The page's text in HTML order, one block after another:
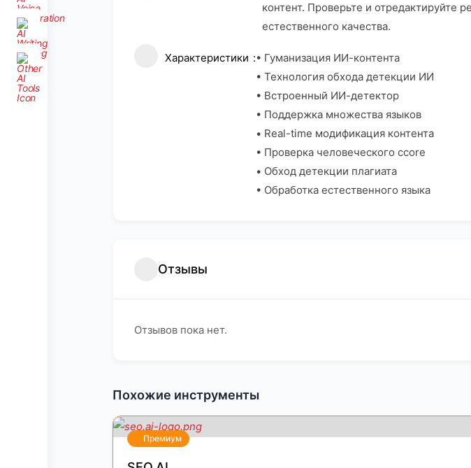
контент. Проверьте и отредактируйте
естественного качества.
Характеристики
• Гуманизация ИИ-контента
• Технология обхода детекции ИИ
• Встроенный ИИ-детектор
• Поддержка множества языков
• Real-time модификация контента
• Проверка человеческого сcore
• Обход детекции плагиата
• Обработка естественного языка
Отзывы
Отзывов пока нет.
Похожие инструменты
Премиум